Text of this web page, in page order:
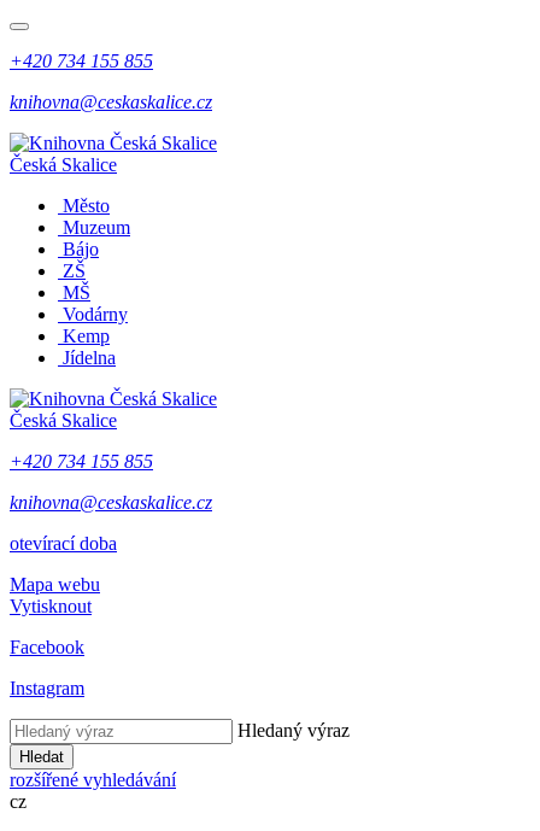
+420 734 155 855
knihovna@ceskaskalice.cz
Česká Skalice
Město
Muzeum
Bájo
ZŠ
MŠ
Vodárny
Kemp
Jídelna
Česká Skalice
+420 734 155 855
knihovna@ceskaskalice.cz
otevírací doba
Mapa webu
Vytisknout
Facebook
Instagram
Hledaný výraz
Hledat
rozšířené vyhledávání
cz